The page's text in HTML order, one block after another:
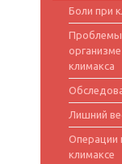
Боли при
Проблемы
климакса
Лишний
Операции
климаксе